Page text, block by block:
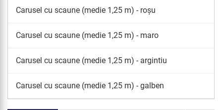
Carusel cu scaune (medie 1,25 m) - roșu
Carusel cu scaune (medie 1,25 m) - maro
Carusel cu scaune (medie 1,25 m) - argintiu
Carusel cu scaune (medie 1,25 m) - galben